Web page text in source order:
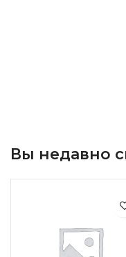
Вы недавно